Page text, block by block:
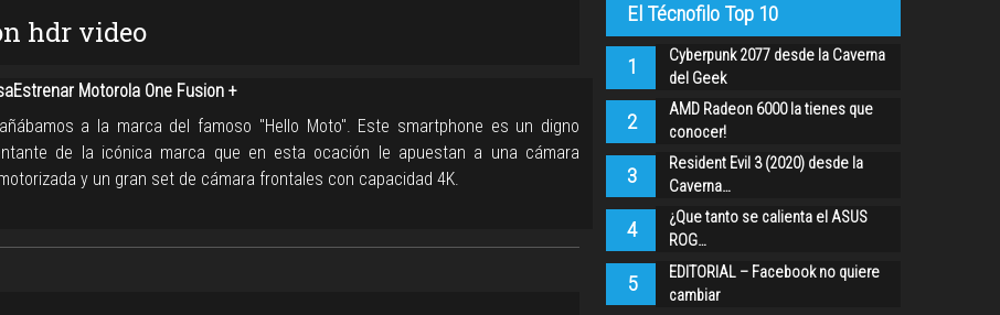
hdr video
Motorola One Fusion +
a la marca del famoso "Hello Moto". Este smartphone es un digno
de la icónica marca que en esta ocación le apuestan a una cámara
y un gran set de cámara frontales con capacidad 4K.
El Técnofilo Top 10
1
Cyberpunk 2077 desde la Caverna
del Geek
2
AMD Radeon 6000 la tienes que
conocer!
3
Resident Evil 3 (2020) desde la
Caverna…
4
¿Que tanto se calienta el ASUS
ROG…
5
EDITORIAL – Facebook no quiere
cambiar